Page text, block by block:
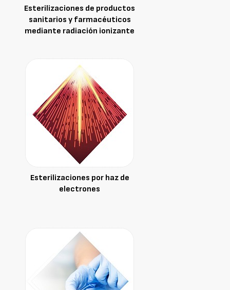
Esterilizaciones de productos
sanitarios y farmacéuticos
mediante radiación ionizante
Esterilizaciones por haz de
electrones